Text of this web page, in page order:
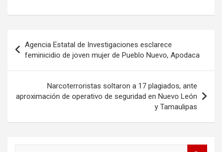
de
entradas
Agencia Estatal de Investigaciones esclarece
feminicidio de joven mujer de Pueblo Nuevo, Apodaca
Narcoterroristas soltaron a 17 plagiados, ante
aproximación de operativo de seguridad en Nuevo León
y Tamaulipas